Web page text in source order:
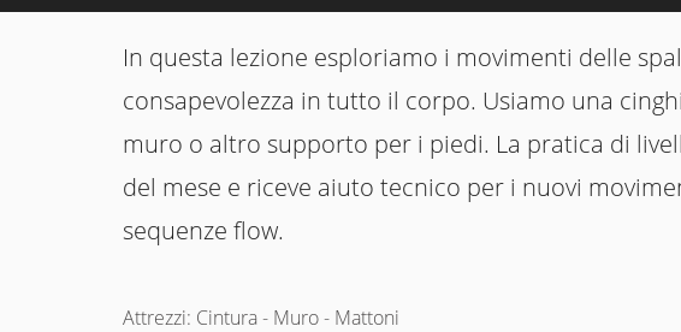
In questa lezione esploriamo i movimenti delle
consapevolezza in tutto il corpo. Usiamo una
muro o altro supporto per i piedi. La pratica di
del mese e riceve aiuto tecnico per i nuovi
sequenze flow.
Attrezzi: Cintura - Muro - Mattoni